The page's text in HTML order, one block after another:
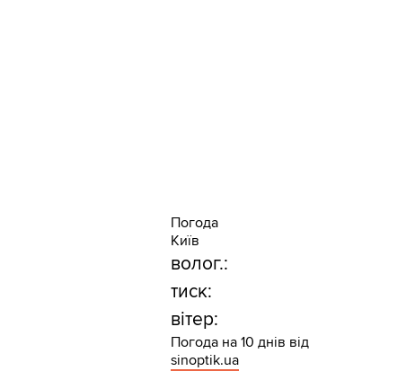
Погода
Київ
волог.:
тиск:
вітер:
Погода на 10 днів від
sinoptik.ua